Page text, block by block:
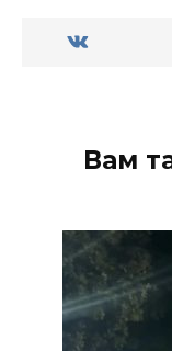
Вам